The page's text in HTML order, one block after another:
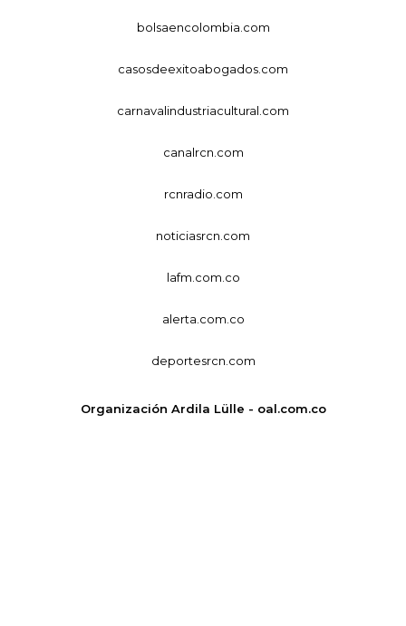
bolsaencolombia.com
casosdeexitoabogados.com
carnavalindustriacultural.com
canalrcn.com
rcnradio.com
noticiasrcn.com
lafm.com.co
alerta.com.co
deportesrcn.com
Organización Ardila Lülle - oal.com.co